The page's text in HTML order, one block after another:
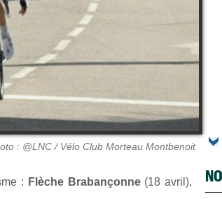
: @LNC / Vélo Club Morteau Montbenoit
: Flèche Brabançonne(18 avril),